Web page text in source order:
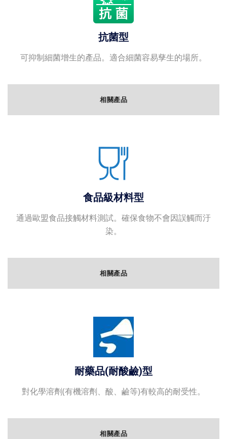
抗菌型
可抑制細菌增生的產品。適合細菌容易孳生的場所。
相關產品
食品級材料型
通過歐盟食品接觸材料測試。確保食物不會因誤觸而汙
染。
相關產品
耐藥品(耐酸鹼)型
對化學溶劑(有機溶劑、酸、鹼等)有較高的耐受性。
相關產品